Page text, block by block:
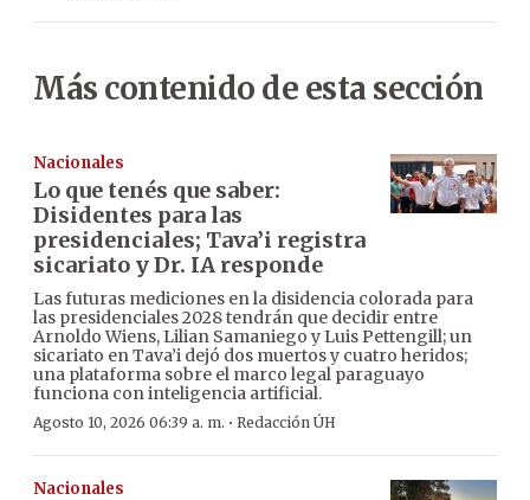
Más contenido de esta sección
Nacionales
Lo que tenés que saber:
Disidentes para las
presidenciales; Tava’i registra
sicariato y Dr. IA responde
Las futuras mediciones en la disidencia colorada para
las presidenciales 2028 tendrán que decidir entre
Arnoldo Wiens, Lilian Samaniego y Luis Pettengill; un
sicariato en Tava’i dejó dos muertos y cuatro heridos;
una plataforma sobre el marco legal paraguayo
funciona con inteligencia artificial.
Agosto 10, 2026 06:39 a. m. · Redacción ÚH
Nacionales